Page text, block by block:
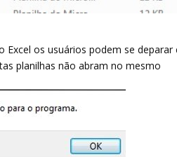
os usuários podem se
planilhas não abram no mesmo